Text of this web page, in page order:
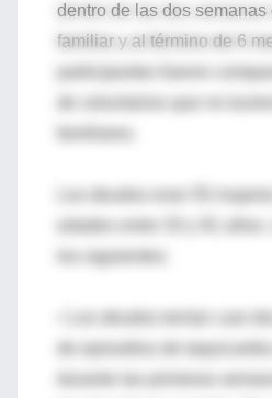
dentro de las dos semanas
familiar y al término de 6
participantes fueron
edades entre 33 y 91
los siguientes:
de episodios de